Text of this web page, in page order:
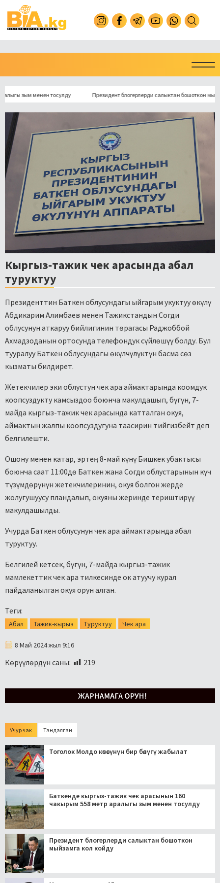
зым менен тосулду Президент блогерлерди салыктан бошоткон мыйзамга
Кыргыз-тажик чек арасында абал
туруктуу
Президенттин Баткен облусундагы ыйгарым укуктуу өкүлү
Абдикарим Алимбаев менен Тажикстандын Согди
облусунун аткаруу бийлигинин төрагасы Раджоббой
Ахмадзоданын ортосунда телефондук сүйлөшүү болду. Бул
тууралуу Баткен облусундагы өкүлчүлүктүн басма сөз
кызматы билдирет.
Жетекчилер эки облустун чек ара аймактарында коомдук
коопсуздукту камсыздоо боюнча макулдашып, бүгүн, 7-
майда кыргыз-тажик чек арасында катталган окуя,
аймактын жалпы коопсуздугуна таасирин тийгизбейт деп
белгилешти.
Ошону менен катар, эртең 8-май күнү Бишкек убактысы
боюнча саат 11:00дө Баткен жана Согди облустарынын күч
түзүмдөрүнүн жетекчилеринин, окуя болгон жерде
жолугушуусу пландалып, окуяны жеринде териштирүү
макулдашылды.
Учурда Баткен облусунун чек ара аймактарында абал
туруктуу.
Белгилей кетсек, бүгүн, 7-майда кыргыз-тажик
мамлекеттик чек ара тилкесинде ок атуучу курал
пайдаланылган окуя орун алган.
Теги:
Абал Тажик-кырыз Туруктуу Чек ара
8 Май 2024 жыл 9:16
Көрүүлөрдүн саны: 219
Учур чак Тандалган
Тоголок Молдо көчөсүнүн бир бөлүгү жабылат
Баткенде кыргыз-тажик чек арасынын 160
чакырым 558 метр аралыгы зым менен тосулду
Президент блогерлерди салыктан бошоткон
мыйзамга кол койду